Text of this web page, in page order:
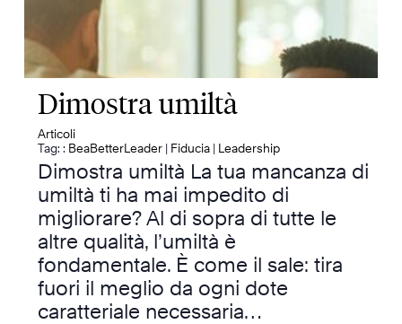
Dimostra umiltà
Articoli
Tag: : BeaBetterLeader | Fiducia | Leadership
Dimostra umiltà La tua mancanza di
umiltà ti ha mai impedito di
migliorare? Al di sopra di tutte le
altre qualità, l’umiltà è
fondamentale. È come il sale: tira
fuori il meglio da ogni dote
caratteriale necessaria…